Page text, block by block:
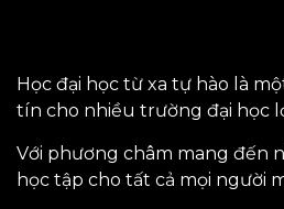
Học đại học từ xa tự hào là
tín cho nhiều trường đại học
Với phương châm mang đến
học tập cho tất cả mọi người